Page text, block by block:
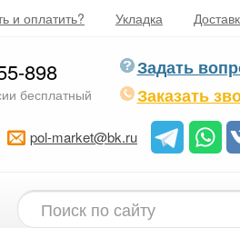
и оплатить? Укладка
898
бесплатный
Задать
Заказать
pol-market@bk.ru